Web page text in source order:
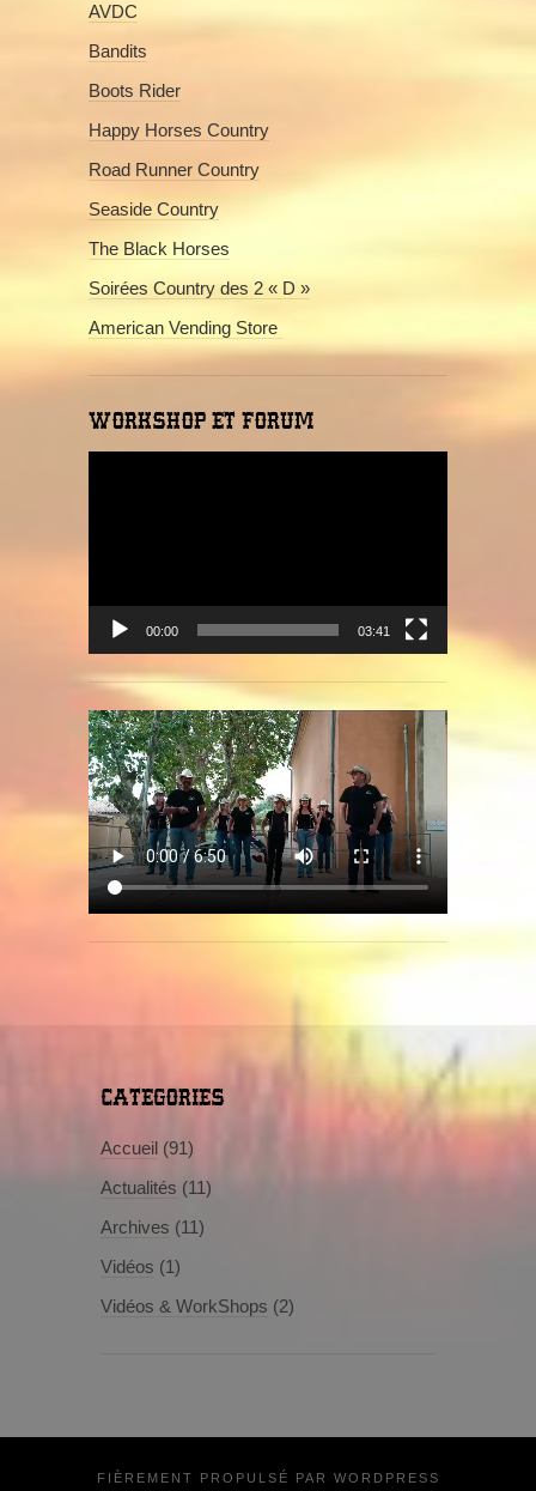
AVDC
Bandits
Boots Rider
Happy Horses Country
Road Runner Country
Seaside Country
The Black Horses
Soirées Country des 2 « D »
American Vending Store
WORKSHOP ET FORUM
00:00 03:41
CATEGORIES
Accueil (91)
Actualités (11)
Archives (11)
Vidéos (1)
Vidéos & WorkShops (2)
FIÈREMENT PROPULSÉ PAR WORDPRESS